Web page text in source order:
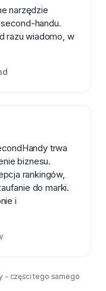
narzędzie
handu.
razu wiadomo, w
trwa
biznesu.
rankingów,
do marki.
i
- części tego samego